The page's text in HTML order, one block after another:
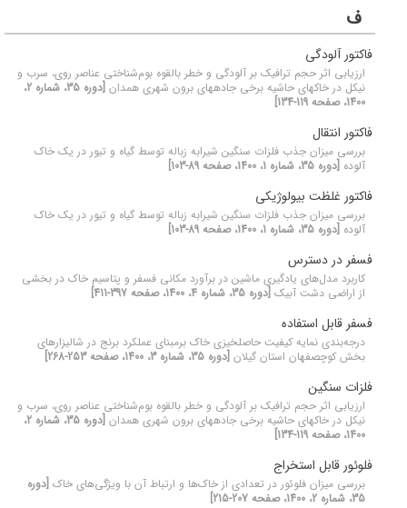
ف
فاکتور آلودگی
ارزیابی اثر حجم ترافیک بر آلودگی و خطر بالقوه بوم‌شناختی عناصر روی، سرب و
نیکل در خاک‏های حاشیه برخی جاده‏های برون شهری همدان
[دوره 35، شماره 2،
1400، صفحه 119-134]
فاکتور انتقال
بررسی میزان جذب فلزات سنگین شیرابه زباله توسط گیاه و تیور در یک خاک
آلوده [دوره 35، شماره 1، 1400، صفحه 89-103]
فاکتور غلظت بیولوژیکی
بررسی میزان جذب فلزات سنگین شیرابه زباله توسط گیاه و تیور در یک خاک
آلوده [دوره 35، شماره 1، 1400، صفحه 89-103]
فسفر در دسترس
کاربرد مدل‌های یادگیری ماشین در برآورد مکانی فسفر و پتاسیم خاک در بخشی
از اراضی دشت آبیک [دوره 35، شماره 4، 1400، صفحه 397-411]
فسفر قابل استفاده
درجه‌بندی نمایه کیفیت حاصلخیزی خاک برمبنای عملکرد برنج در شالیزارهای
بخش کوچصفهان استان گیلان [دوره 35، شماره 3، 1400، صفحه 253-268]
فلزات سنگین
ارزیابی اثر حجم ترافیک بر آلودگی و خطر بالقوه بوم‌شناختی عناصر روی، سرب و
نیکل در خاک‏های حاشیه برخی جاده‏های برون شهری همدان
[دوره 35، شماره 2،
1400، صفحه 119-134]
فلوئور قابل استخراج
بررسی میزان فلوئور در تعدادی از خاک‌ها و ارتباط آن با ویژگی‌های خاک [دوره
35، شماره 2، 1400، صفحه 207-215]